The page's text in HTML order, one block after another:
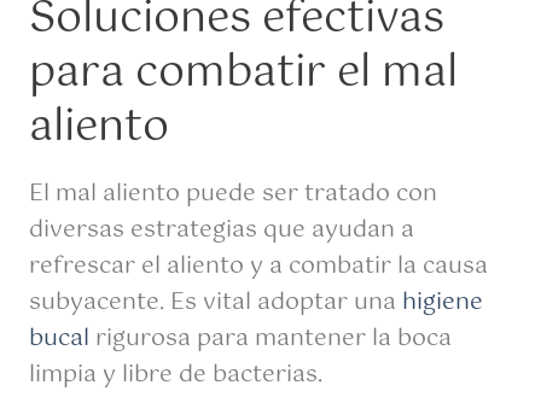
Soluciones efectivas
para combatir el mal
aliento
El mal aliento puede ser tratado con
diversas estrategias que ayudan a
refrescar el aliento y a combatir la causa
subyacente. Es vital adoptar una higiene
bucal rigurosa para mantener la boca
limpia y libre de bacterias.